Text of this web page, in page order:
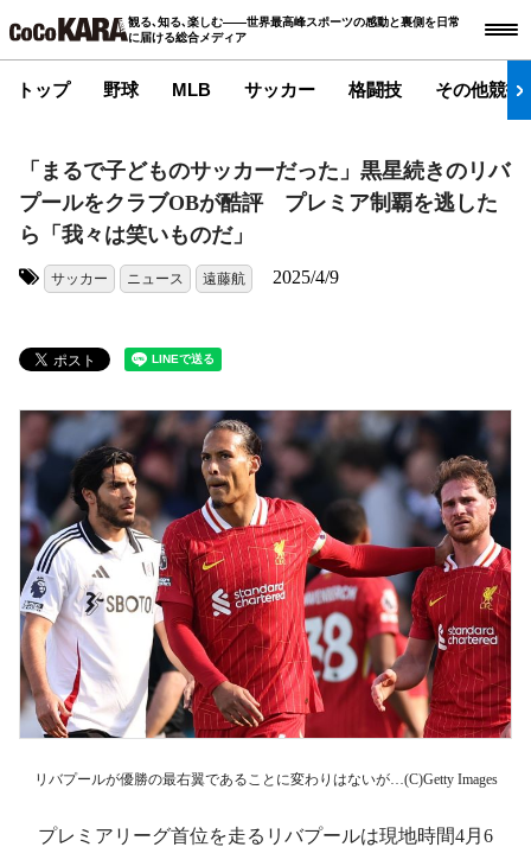
観る､知る､楽しむ――世界最高峰スポーツの感動と裏側を日常
に届ける総合メディア
トップ 野球 MLB サッカー 格闘技 その他競技
「まるで子どものサッカーだった」黒星続きのリバ
プールをクラブOBが酷評 プレミア制覇を逃した
ら「我々は笑いものだ」
サッカー ニュース 遠藤航 2025/4/9
リバプールが優勝の最右翼であることに変わりはないが…(C)Getty Images
プレミアリーグ首位を走るリバプールは現地時間4月6